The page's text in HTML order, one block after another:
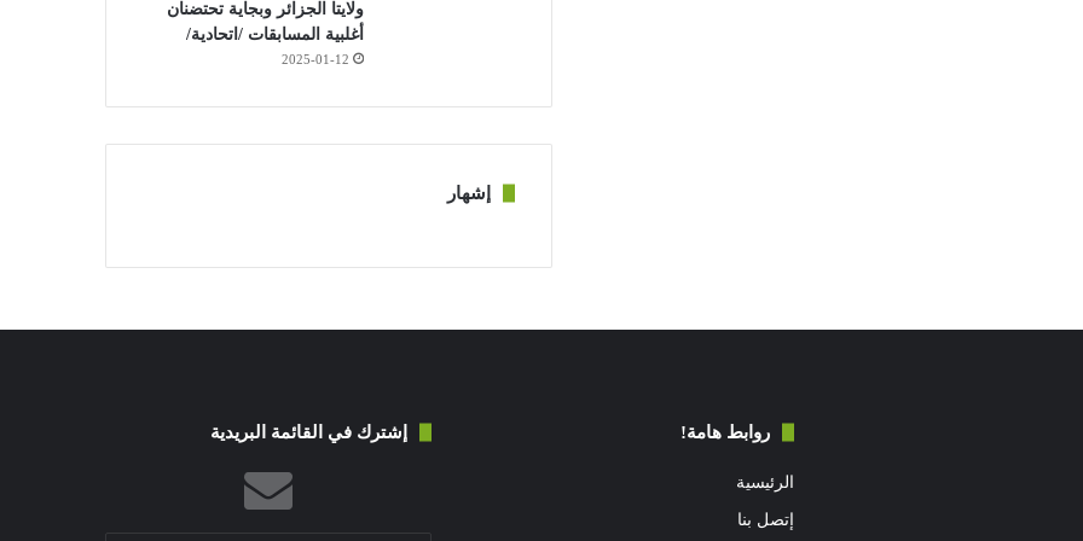
ولايتا الجزائر وبجاية تحتضنان
أغلبية المسابقات /اتحادية/
2025-01-12
إشهار
روابط هامة!
الرئيسية
إتصل بنا
إشترك في القائمة البريدية